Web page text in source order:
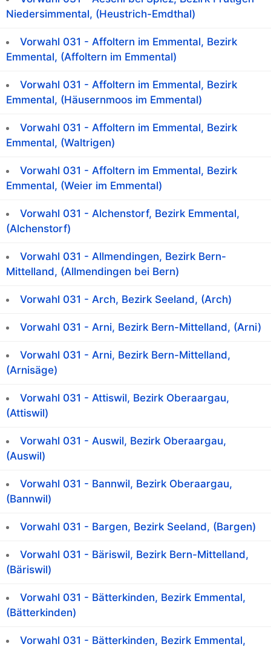
Niedersimmental, (Heustrich-Emdthal)
Vorwahl 031 - Affoltern im Emmental, Bezirk
Emmental, (Affoltern im Emmental)
Vorwahl 031 - Affoltern im Emmental, Bezirk
Emmental, (Häusernmoos im Emmental)
Vorwahl 031 - Affoltern im Emmental, Bezirk
Emmental, (Waltrigen)
Vorwahl 031 - Affoltern im Emmental, Bezirk
Emmental, (Weier im Emmental)
Vorwahl 031 - Alchenstorf, Bezirk Emmental,
(Alchenstorf)
Vorwahl 031 - Allmendingen, Bezirk Bern-
Mittelland, (Allmendingen bei Bern)
Vorwahl 031 - Arch, Bezirk Seeland, (Arch)
Vorwahl 031 - Arni, Bezirk Bern-Mittelland, (Arni)
Vorwahl 031 - Arni, Bezirk Bern-Mittelland,
(Arnisäge)
Vorwahl 031 - Attiswil, Bezirk Oberaargau,
(Attiswil)
Vorwahl 031 - Auswil, Bezirk Oberaargau,
(Auswil)
Vorwahl 031 - Bannwil, Bezirk Oberaargau,
(Bannwil)
Vorwahl 031 - Bargen, Bezirk Seeland, (Bargen)
Vorwahl 031 - Bäriswil, Bezirk Bern-Mittelland,
(Bäriswil)
Vorwahl 031 - Bätterkinden, Bezirk Emmental,
(Bätterkinden)
Vorwahl 031 - Bätterkinden, Bezirk Emmental,